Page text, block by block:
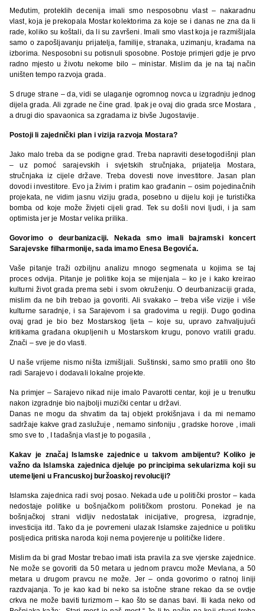
Međutim, proteklih decenija imali smo nesposobnu vlast – nakaradnu
vlast, koja je prekopala Mostar kolektorima za koje se i danas ne zna da li
rade, koliko su koštali, da li su završeni. Imali smo vlast koja je razmišljala
samo o zapošljavanju prijatelja, familije, stranaka, uzimanju, krađama na
izborima. Nesposobni su potisnuli sposobne. Postoje primjeri gdje je prvo
radno mjesto u životu nekome bilo – ministar. Mislim da je na taj način
uništen tempo razvoja grada.
S druge strane – da, vidi se ulaganje ogromnog novca u izgradnju jednog
dijela grada. Ali zgrade ne čine grad. Ipak je ovaj dio grada srce Mostara ,
a drugi dio spavaonica sa zgradama iz bivše Jugostavije.
Postoji li zajednički plan i vizija razvoja Mostara?
Jako malo treba da se podigne grad. Treba napraviti desetogodišnji plan
– uz pomoć sarajevskih i svjetskih stručnjaka, prijatelja Mostara,
stručnjaka iz cijele države. Treba dovesti nove investitore. Jasan plan
dovodi investitore. Evo ja živim i pratim kao građanin – osim pojedinačnih
projekata, ne vidim jasnu viziju grada, posebno u dijelu koji je turistička
bomba od koje može živjeti cijeli grad. Tek su došli novi ljudi, i ja sam
optimista jer je Mostar velika prilika.
Govorimo o deurbanizaciji. Nekada smo imali bajramski koncert
Sarajevske filharmonije, sada imamo Enesa Begovića.
Vaše pitanje traži ozbiljnu analizu mnogo segmenata u kojima se taj
proces odvija. Pitanje je politike koja se mijenjala – ko je i kako kreirao
kulturni život grada prema sebi i svom okruženju. O deurbanizaciji grada,
mislim da ne bih trebao ja govoriti. Ali svakako – treba više vizije i više
kulturne saradnje, i sa Sarajevom i sa gradovima u regiji. Dugo godina
ovaj grad je bio bez Mostarskog ljeta – koje su, upravo zahvaljujući
kritikama građana okupljenih u Mostarskom krugu, ponovo vratili gradu.
Znači – sve je do vlasti.
U naše vrijeme nismo ništa izmišljali. Suštinski, samo smo pratili ono što
radi Sarajevo i dodavali lokalne projekte.
Na primjer – Sarajevo nikad nije imalo Pavarotti centar, koji je u trenutku
nakon izgradnje bio najbolji muzički centar u državi.
Danas ne mogu da shvatim da taj objekt prokišnjava i da mi nemamo
sadržaje kakve grad zaslužuje , nemamo sinfoniju , gradske horove , imali
smo sve to , I tadašnja vlast je to pogasila ,
Kakav je značaj Islamske zajednice u takvom ambijentu? Koliko je
važno da Islamska zajednica djeluje po principima sekularizma koji su
utemeljeni u Francuskoj buržoaskoj revoluciji?
Islamska zajednica radi svoj posao. Nekada uđe u politički prostor – kada
nedostaje politike u bošnjačkom političkom prostoru. Ponekad je na
bošnjačkoj strani vidljiv nedostatak inicijative, progresa, izgradnje,
investicija itd. Tako da je povremeni ulazak Islamske zajednice u politiku
posljedica pritiska naroda koji nema povjerenje u političke lidere.
Mislim da bi grad Mostar trebao imati ista pravila za sve vjerske zajednice.
Ne može se govoriti da 50 metara u jednom pravcu može Mevlana, a 50
metara u drugom pravcu ne može. Jer – onda govorimo o ratnoj liniji
razdvajanja. To je kao kad bi neko sa istočne strane rekao da se ovdje
crkva ne može baviti turizmom – kao što se danas bavi. Ili kada neko od